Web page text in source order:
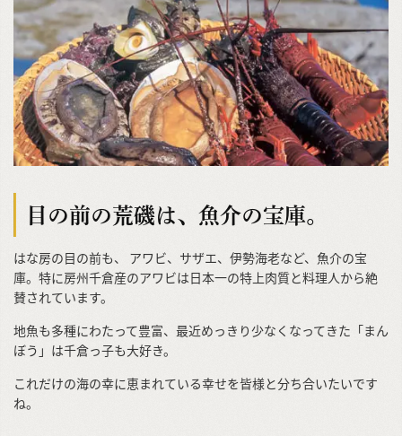
目の前の荒磯は、魚介の宝庫。
はな房の目の前も、 アワビ、サザエ、伊勢海老など、魚介の宝
庫。特に房州千倉産のアワビは日本一の特上肉質と料理人から絶
賛されています。
地魚も多種にわたって豊富、最近めっきり少なくなってきた「まん
ぼう」は千倉っ子も大好き。
これだけの海の幸に恵まれている幸せを皆様と分ち合いたいです
ね。